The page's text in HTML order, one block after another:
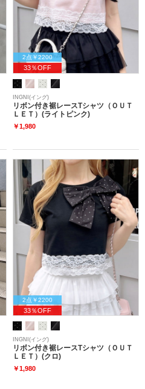
2点￥2200
33％OFF
INGNI(イング)
リボン付き裾レースTシャツ（ＯＵＴ
ＬＥＴ）(ライトピンク)
￥1,980
2点￥2200
33％OFF
INGNI(イング)
リボン付き裾レースTシャツ（ＯＵＴ
ＬＥＴ）(クロ)
￥1,980